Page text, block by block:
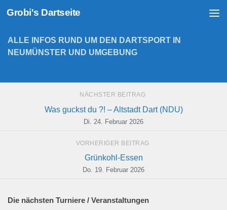
Zum Inhalt springen
Grobi's Dartseite
ALLE INFOS RUND UM DEN DARTSPORT IN
NEUMÜNSTER UND UMGEBUNG
NÄCHSTER BEITRAG
Was guckst du ?! – Altstadt Dart (NDU)
Di. 24. Februar 2026
VORHERIGER BEITRAG
Grünkohl-Essen
Do. 19. Februar 2026
Die nächsten Turniere / Veranstaltungen